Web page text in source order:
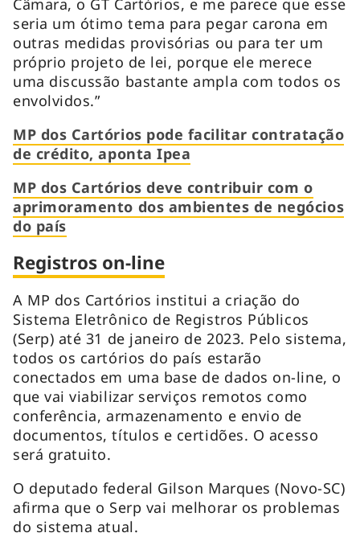
seria um ótimo tema para pegar carona em
outras medidas provisórias ou para ter um
próprio projeto de lei, porque ele merece
uma discussão bastante ampla com todos os
envolvidos.”
MP dos Cartórios pode facilitar contratação
de crédito, aponta Ipea
MP dos Cartórios deve contribuir com o
aprimoramento dos ambientes de negócios
do país
Registros on-line
A MP dos Cartórios institui a criação do
Sistema Eletrônico de Registros Públicos
(Serp) até 31 de janeiro de 2023. Pelo sistema,
todos os cartórios do país estarão
conectados em uma base de dados on-line, o
que vai viabilizar serviços remotos como
conferência, armazenamento e envio de
documentos, títulos e certidões. O acesso
será gratuito.
O deputado federal Gilson Marques (Novo-SC)
afirma que o Serp vai melhorar os problemas
do sistema atual.